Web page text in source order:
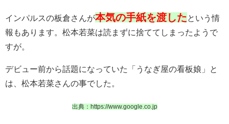
インパルスの板倉さんが本気の手紙を渡したという情
報もあります。松本若菜は読まずに捨ててしまったようで
すが。
デビュー前から話題になっていた「うなぎ屋の看板娘」と
は、松本若菜さんの事でした。
出典：https://www.google.co.jp